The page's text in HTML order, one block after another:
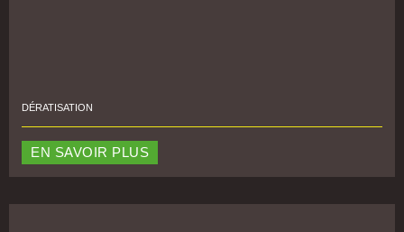
DÉRATISATION
EN SAVOIR PLUS